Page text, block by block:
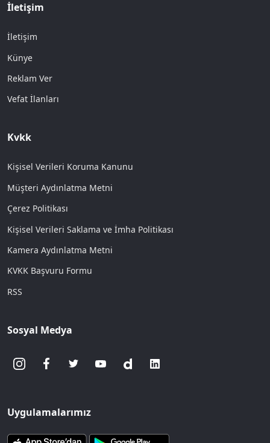
İletişim
İletişim
Künye
Reklam Ver
Vefat İlanları
Kvkk
Kişisel Verileri Koruma Kanunu
Müşteri Aydınlatma Metni
Çerez Politikası
Kişisel Verileri Saklama ve İmha Politikası
Kamera Aydınlatma Metni
KVKK Başvuru Formu
RSS
Sosyal Medya
Uygulamalarımız